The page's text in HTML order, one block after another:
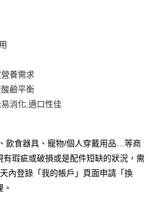
養需求
鹼平衡
消化,適口性佳
飲食器具、寵物/個人穿戴用品…等商
有瑕疵或破損或是配件短缺的狀況，需
內登錄「我的帳戶」頁面申請「換